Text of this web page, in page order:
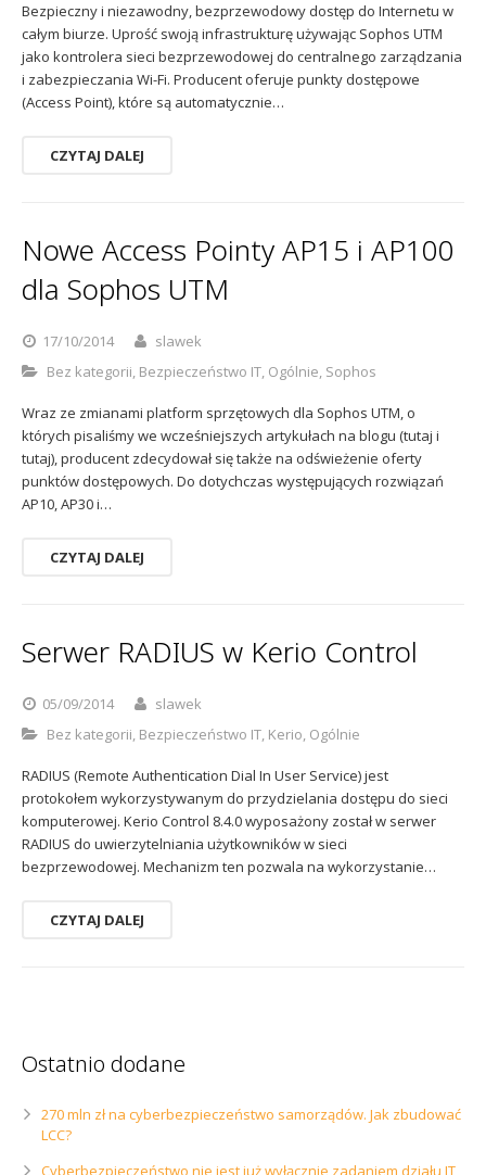
Bezpieczny i niezawodny, bezprzewodowy dostęp do Internetu w
całym biurze. Uprość swoją infrastrukturę używając Sophos UTM
jako kontrolera sieci bezprzewodowej do centralnego zarządzania
i zabezpieczania Wi-Fi. Producent oferuje punkty dostępowe
(Access Point), które są automatycznie…
CZYTAJ DALEJ
Nowe Access Pointy AP15 i AP100
dla Sophos UTM
17/10/2014
slawek
Bez kategorii, Bezpieczeństwo IT, Ogólnie, Sophos
Wraz ze zmianami platform sprzętowych dla Sophos UTM, o
których pisaliśmy we wcześniejszych artykułach na blogu (tutaj i
tutaj), producent zdecydował się także na odświeżenie oferty
punktów dostępowych. Do dotychczas występujących rozwiązań
AP10, AP30 i…
CZYTAJ DALEJ
Serwer RADIUS w Kerio Control
05/09/2014
slawek
Bez kategorii, Bezpieczeństwo IT, Kerio, Ogólnie
RADIUS (Remote Authentication Dial In User Service) jest
protokołem wykorzystywanym do przydzielania dostępu do sieci
komputerowej. Kerio Control 8.4.0 wyposażony został w serwer
RADIUS do uwierzytelniania użytkowników w sieci
bezprzewodowej. Mechanizm ten pozwala na wykorzystanie…
CZYTAJ DALEJ
Ostatnio dodane
270 mln zł na cyberbezpieczeństwo samorządów. Jak zbudować
LCC?
Cyberbezpieczeństwo nie jest już wyłącznie zadaniem działu IT